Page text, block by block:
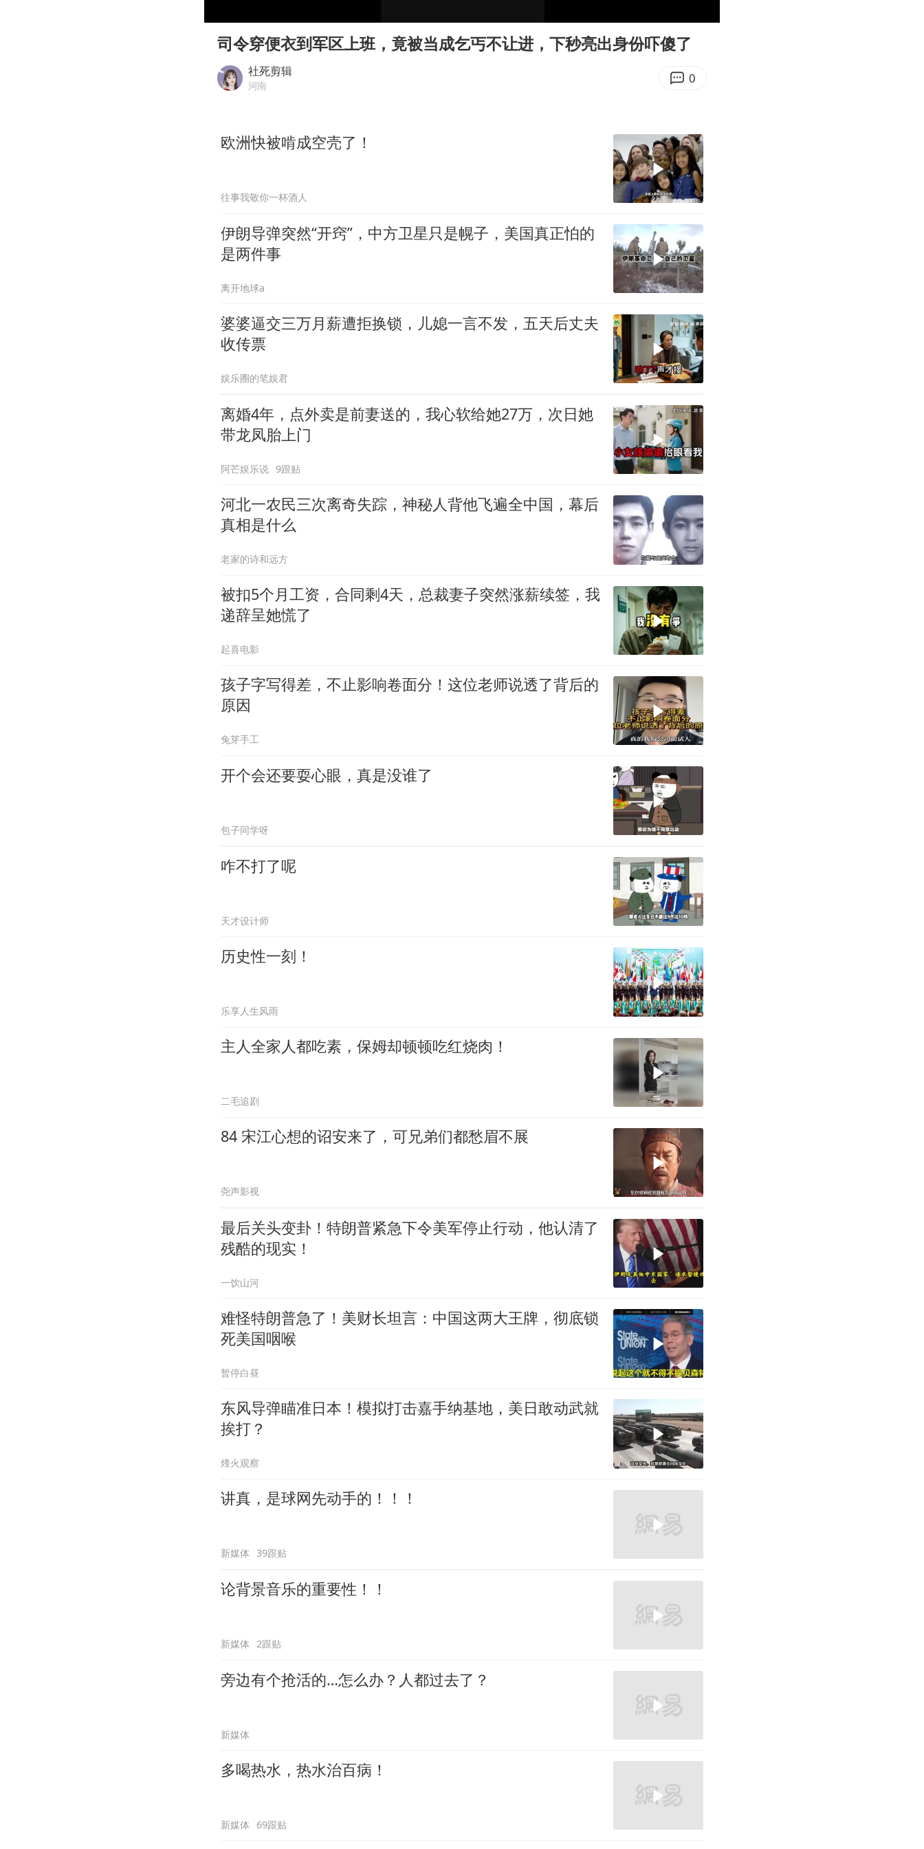
江苏发布台风蓝色预警
“立秋的第一杯奶茶”又爆单了
东方之约 相约未来
司令穿便衣到军区上班，竟被当成乞丐不让进，下秒亮出身份吓傻了
社死剪辑
河南 0
欧洲快被啃成空壳了！
往事我敬你一杯酒人
伊朗导弹突然“开窍”，中方卫星只是幌子，美国真正怕的
是两件事
离开地球a
婆婆逼交三万月薪遭拒换锁，儿媳一言不发，五天后丈夫
收传票
娱乐圈的笔娱君
离婚4年，点外卖是前妻送的，我心软给她27万，次日她
带龙凤胎上门
阿芒娱乐说 9跟贴
河北一农民三次离奇失踪，神秘人背他飞遍全中国，幕后
真相是什么
老家的诗和远方
被扣5个月工资，合同剩4天，总裁妻子突然涨薪续签，我
递辞呈她慌了
起喜电影
孩子字写得差，不止影响卷面分！这位老师说透了背后的
原因
兔芽手工
开个会还要耍心眼，真是没谁了
包子同学呀
咋不打了呢
天才设计师
历史性一刻！
乐享人生风雨
主人全家人都吃素，保姆却顿顿吃红烧肉！
二毛追剧
84 宋江心想的诏安来了，可兄弟们都愁眉不展
尧声影视
最后关头变卦！特朗普紧急下令美军停止行动，他认清了
残酷的现实！
一饮山河
难怪特朗普急了！美财长坦言：中国这两大王牌，彻底锁
死美国咽喉
暂停白昼
东风导弹瞄准日本！模拟打击嘉手纳基地，美日敢动武就
挨打？
烽火观察
讲真，是球网先动手的！！！
新媒体 39跟贴
论背景音乐的重要性！！
新媒体 2跟贴
旁边有个抢活的…怎么办？人都过去了？
新媒体
多喝热水，热水治百病！
新媒体 69跟贴